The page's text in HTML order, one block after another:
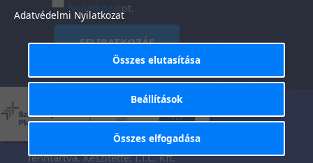
Nyilatkozatot.
FELIRATKOZÁS
Tisztaság Központ Kft. © 2025. Minden jog
fenntartva. Készítette:I.T.C. Kft.
Általános Szerződési
Feltételek
-
tájékoztató
Adatvédelmi Nyilatkozat
Összes elutasítása
Beállítások
Összes elfogadása